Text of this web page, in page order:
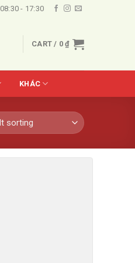
08:30 - 17:30
CART / 0₫
KHÁC